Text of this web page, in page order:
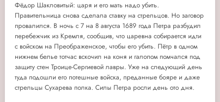
Фёдор Шакловитый: царя и его мать надо убить.
Правительница снова сделала ставку на стрельцов. Но заговор
провалился. В ночь с 7 на 8 августа 1689 года Петра разбудил
перебежчик из Кремля, сообщив, что царевна собирается идти
с войском на Преображенское, чтобы его убить. Пётр в одном
нижнем белье тотчас вскочил на коня и галопом помчался под
защиту стен Троице-Сергиевой лавры. Уже на следующий день
туда подошли его потешные войска, преданные бояре и даже
стрельцы Сухарева полка. Силы Петра росли день ото дня.